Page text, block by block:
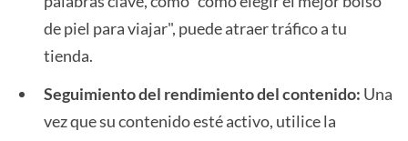
de piel para viajar", puede atraer tráfico a tu
tienda.
Seguimiento del rendimiento del contenido: Una
vez que su contenido esté activo, utilice la